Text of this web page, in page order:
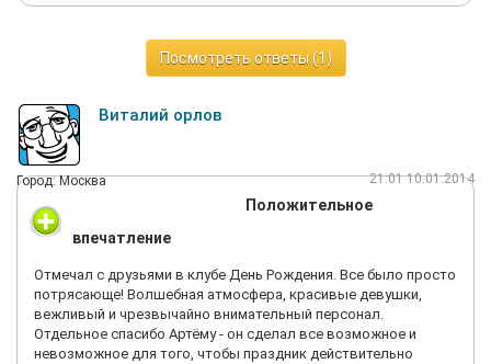
девкам.
Помимо моей днюхи, как повода, на сайте висела объява,
мол, карта клуба в подарок сегодня. Зашли с этой стороны -
видно будет.
Чессказать, мне эта карта как ежу футболка, но сам факт:
ничего из того, чем заманивает реклама на их же сайте, не
выполнилось
Мы тупанули и взяли водку в графине, а не в бутылке.
Сказали, что была только финляндия и еще какое-то более
была водка самого низкого пошиба, очень плохая. Если это
финляндия, то я - китайский император. Больше она
напоминала ядерное пойло из моей студенческой юности -
водку "Голубой топаз".
Да, я для начала хотел получить обещанную халяву,
присмотреться, почувствовать уровень. А спускать деньги
Авторитетно заявляю: уважайте себя, остерегайтесь!
Посмотреть ответы (1)
Виталий орлов
Город: Москва 21:01 10.01.2014
Положительное
впечатление
Отмечал с друзьями в клубе День Рождения. Все было просто
потрясающе! Волшебная атмосфера, красивые девушки,
вежливый и чрезвычайно внимательный персонал.
Отдельное спасибо Артёму - он сделал все возможное и
невозможное для того, чтобы праздник действительно